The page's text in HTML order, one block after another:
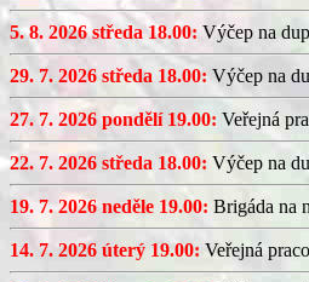
5. 8. 2026 středa 18.00: Výčep na
29. 7. 2026 středa 18.00: Výčep na
27. 7. 2026 pondělí 19.00: Veřejná
22. 7. 2026 středa 18.00: Výčep na
19. 7. 2026 neděle 19.00: Brigáda na
14. 7. 2026 úterý 19.00: Veřejná